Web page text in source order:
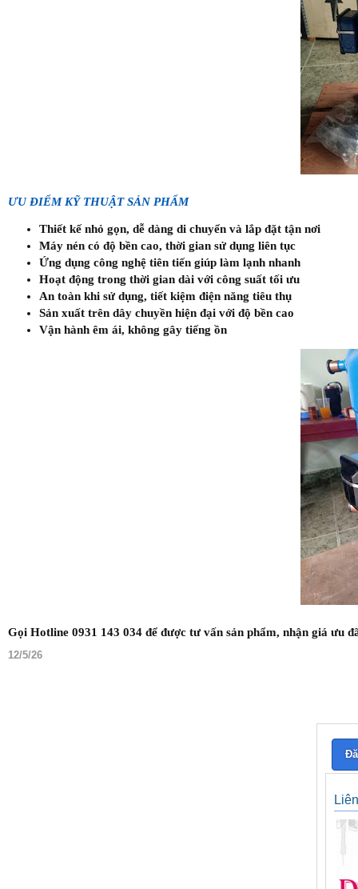
ƯU ĐIỂM KỸ THUẬT SẢN PHẨM
Thiết kế nhỏ gọn, dễ dàng di chuyển và lắp đặt tận nơi
Máy nén có độ bền cao, thời gian sử dụng liên tục
Ứng dụng công nghệ tiên tiến giúp làm lạnh nhanh
Hoạt động trong thời gian dài với công suất tối ưu
An toàn khi sử dụng, tiết kiệm điện năng tiêu thụ
Sản xuất trên dây chuyền hiện đại với độ bền cao
Vận hành êm ái, không gây tiếng ồn
Gọi Hotline 0931 143 034 để được tư vấn sản phẩm, nhận giá ưu
12/5/26